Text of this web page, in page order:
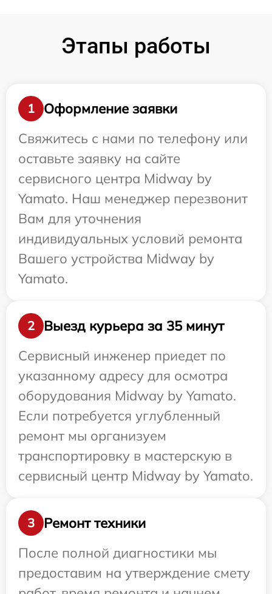
Этапы работы
1
Оформление заявки
Свяжитесь с нами по телефону или
оставьте заявку на сайте
сервисного центра Midway by
Yamato. Наш менеджер перезвонит
Вам для уточнения
индивидуальных условий ремонта
Вашего устройства Midway by
Yamato.
2
Выезд курьера за 35 минут
Сервисный инженер приедет по
указанному адресу для осмотра
оборудования Midway by Yamato.
Если потребуется углубленный
ремонт мы организуем
транспортировку в мастерскую в
сервисный центр Midway by Yamato.
3
Ремонт техники
После полной диагностики мы
предоставим на утверждение смету